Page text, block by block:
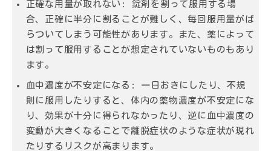
正確な用量が取れない:
錠剤を割って服用する場
合、正確に半分に割ることが難しく、毎回服用量がば
らついてしまう可能性があります。また、薬によって
は割って服用することが想定されていないものもあり
ます。
血中濃度が不安定になる:
一日おきにしたり、不規
則に服用したりすると、体内の薬物濃度が不安定にな
り、効果が十分に得られなかったり、逆に血中濃度の
変動が大きくなることで離脱症状のような症状が現れ
たりするリスクが高まります。